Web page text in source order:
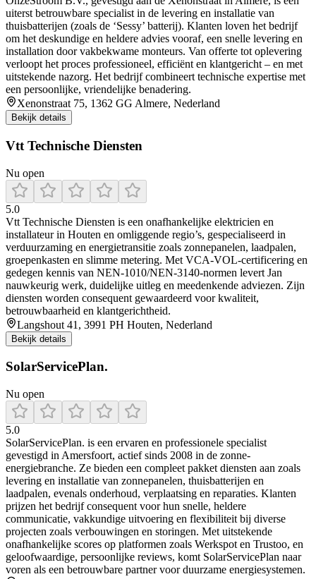
uiterst betrouwbare specialist in de levering en installatie van
thuisbatterijen (zoals de ‘Sessy’ batterij). Klanten loven het bedrijf
om het deskundige en heldere advies vooraf, een snelle levering en
installation door vakbekwame monteurs. Van offerte tot oplevering
verloopt het proces professioneel, efficiënt en klantgericht – en met
uitstekende nazorg. Het bedrijf combineert technische expertise met
een persoonlijke, vriendelijke benadering.
Xenonstraat 75, 1362 GG Almere, Nederland
Bekijk details
Vtt Technische Diensten
Nu open
5.0
Vtt Technische Diensten is een onafhankelijke elektricien en
installateur in Houten en omliggende regio’s, gespecialiseerd in
verduurzaming en energietransitie zoals zonnepanelen, laadpalen,
groepenkasten en slimme metering. Met VCA‑VOL‑certificering en
gedegen kennis van NEN-1010/NEN-3140-normen levert Jan
nauwkeurig werk, duidelijke uitleg en meedenkende adviezen. Zijn
diensten worden consequent gewaardeerd voor kwaliteit,
betrouwbaarheid en klantgerichtheid.
Langshout 41, 3991 PH Houten, Nederland
Bekijk details
SolarServicePlan.
Nu open
5.0
SolarServicePlan. is een ervaren en professionele specialist
gevestigd in Amersfoort, actief sinds 2008 in de zonne-
energiebranche. Ze bieden een compleet pakket diensten aan zoals
levering en installatie van zonnepanelen, thuisbatterijen en
laadpalen, evenals onderhoud, verplaatsing en reparaties. Klanten
prijzen het bedrijf consequent voor hun snelle, heldere
communicatie, vakkundige uitvoering en flexibiliteit bij diverse
projecten zoals verbouwingen en storingen. Met uitstekende
onafhankelijke scores op platformen zoals Werkspot en Trustoo, en
geloofwaardige, persoonlijke reviews, komt SolarServicePlan naar
voren als een betrouwbare partner voor duurzame energiesystemen.